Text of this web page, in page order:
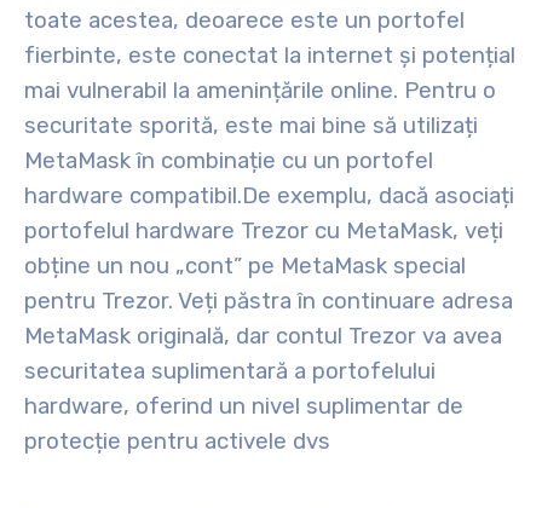
toate acestea, deoarece este un portofel
fierbinte, este conectat la internet și potențial
mai vulnerabil la amenințările online. Pentru o
securitate sporită, este mai bine să utilizați
MetaMask în combinație cu un portofel
hardware compatibil.De exemplu, dacă asociați
portofelul hardware Trezor cu MetaMask, veți
obține un nou „cont” pe MetaMask special
pentru Trezor. Veți păstra în continuare adresa
MetaMask originală, dar contul Trezor va avea
securitatea suplimentară a portofelului
hardware, oferind un nivel suplimentar de
protecție pentru activele dvs